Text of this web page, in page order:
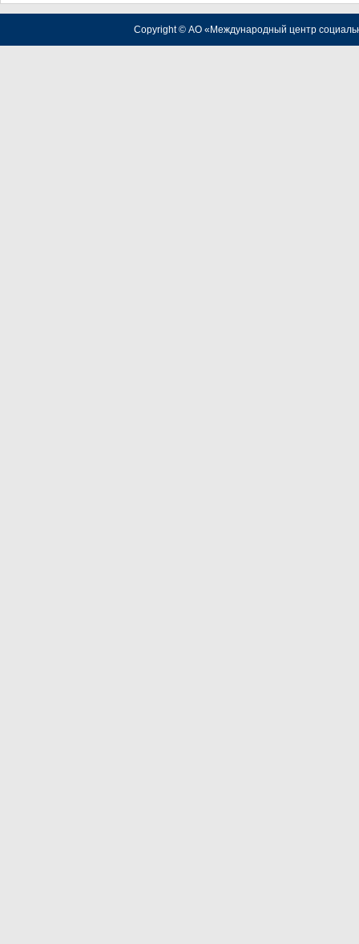
Copyright © АО «Международный центр